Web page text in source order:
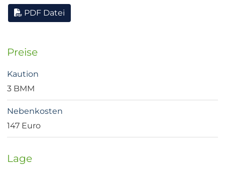
PDF Datei
Preise
Kaution
3 BMM
Nebenkosten
147 Euro
Lage